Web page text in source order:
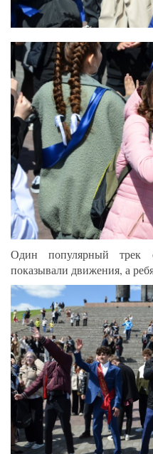
Один популярный трек
показывали движения, а